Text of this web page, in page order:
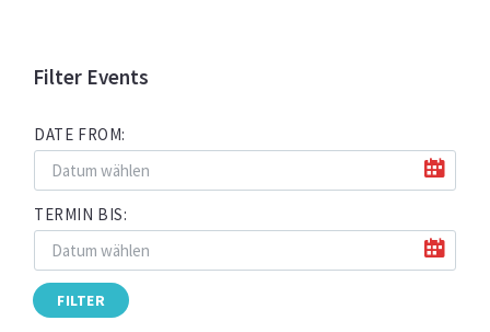
Filter Events
DATE FROM:
TERMIN BIS:
FILTER